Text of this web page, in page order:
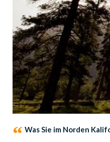
Was Sie im Norden